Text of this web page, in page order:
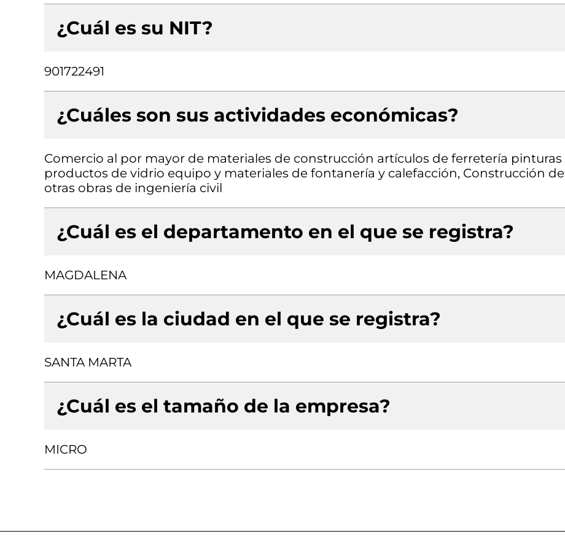
¿Cuál es su NIT?
901722491
¿Cuáles son sus actividades económicas?
Comercio al por mayor de materiales de construcción artículos de ferretería pinturas
productos de vidrio equipo y materiales de fontanería y calefacción, Construcción de
otras obras de ingeniería civil
¿Cuál es el departamento en el que se registra?
MAGDALENA
¿Cuál es la ciudad en el que se registra?
SANTA MARTA
¿Cuál es el tamaño de la empresa?
MICRO